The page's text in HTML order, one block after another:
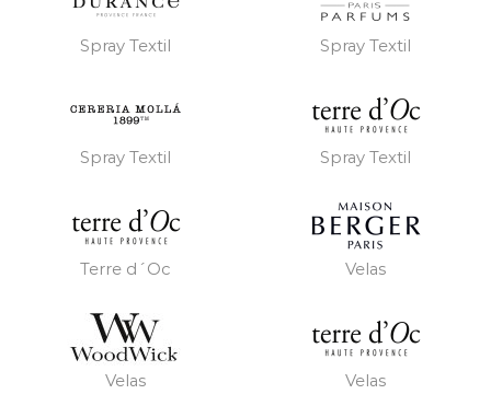
Spray Textil Spray Textil
Spray Textil Spray Textil
Terre d´Oc Velas
Velas Velas